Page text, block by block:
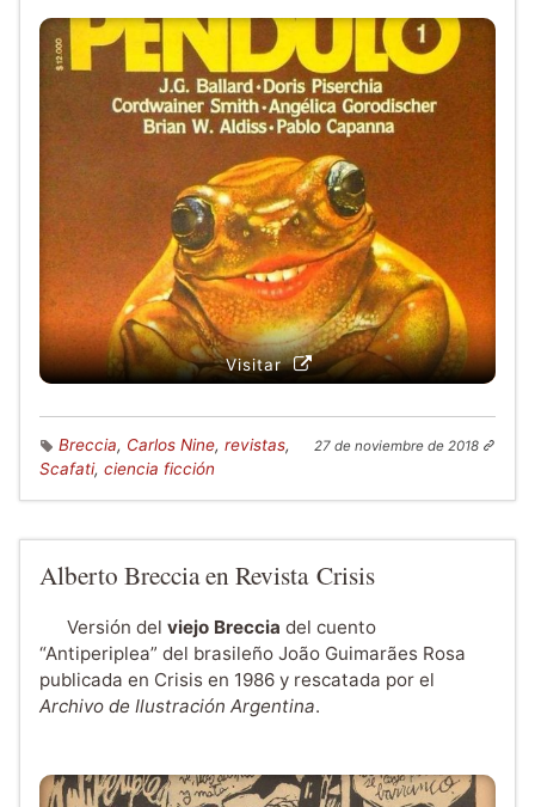
Visitar
Breccia, Carlos Nine, revistas,
Scafati, ciencia ficción
27 de noviembre de 2018
Alberto Breccia en Revista Crisis
Versión del viejo Breccia del cuento
“Antiperiplea” del brasileño João Guimarães Rosa
publicada en Crisis en 1986 y rescatada por el
Archivo de Ilustración Argentina.